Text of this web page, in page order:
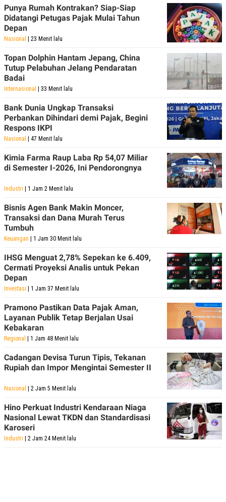
PRIVACY
POLICY
Punya Rumah Kontrakan? Siap-Siap
Didatangi Petugas Pajak Mulai Tahun
Depan
Nasional | 23 Menit lalu
Topan Dolphin Hantam Jepang, China
Tutup Pelabuhan Jelang Pendaratan
Badai
Internasional | 33 Menit lalu
Bank Dunia Ungkap Transaksi
Perbankan Dihindari demi Pajak, Begini
Respons IKPI
Nasional | 47 Menit lalu
Kimia Farma Raup Laba Rp 54,07 Miliar
di Semester I-2026, Ini Pendorongnya
Industri | 1 Jam 2 Menit lalu
Bisnis Agen Bank Makin Moncer,
Transaksi dan Dana Murah Terus
Tumbuh
Keuangan | 1 Jam 30 Menit lalu
IHSG Menguat 2,78% Sepekan ke 6.409,
Cermati Proyeksi Analis untuk Pekan
Depan
Investasi | 1 Jam 37 Menit lalu
Pramono Pastikan Data Pajak Aman,
Layanan Publik Tetap Berjalan Usai
Kebakaran
Regional | 1 Jam 48 Menit lalu
Cadangan Devisa Turun Tipis, Tekanan
Rupiah dan Impor Mengintai Semester II
Nasional | 2 Jam 5 Menit lalu
Hino Perkuat Industri Kendaraan Niaga
Nasional Lewat TKDN dan Standardisasi
Karoseri
Industri | 2 Jam 24 Menit lalu